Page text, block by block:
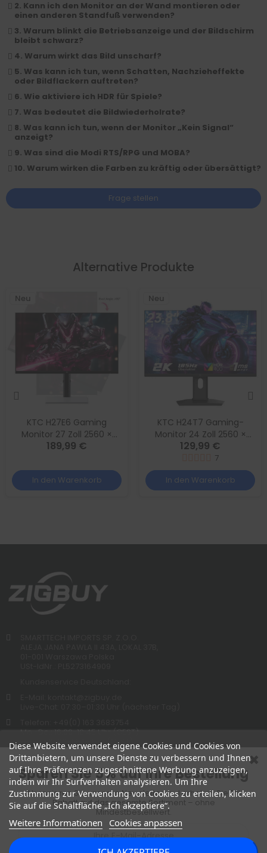
2. Kann ich den Monitor an der Wand montieren oder
einen anderen Standfuß verwenden?
3. Warum blinkt die Betriebsanzeige und der Bildschirm
bleibt schwarz?
4. Warum wirkt das Bild unscharf?
5. Was kann ich tun, wenn Schatten, Nachzieheffekte
oder Bildflackern auftreten?
6. Wie aktiviere ich HDR für Spiele?
7. Was bedeutet die Bildwiederholrate?
8. Was kann ich tun, wenn der Monitor „Kein Signal“
anzeigt?
9. Was sind die Modi RTS/RPG und MOBA?
10. Warum wirken die Farben zu kräftig oder übersättigt?
Frage stellen
Alternative Produkte
Neu
KTC H27E6 Gaming
Monitor 27 Zoll 2560 ×
1440 QHD Fast IPS, 320Hz,
189,99 €
In den Warenkorb
Neu
KTC H24T7 Gaming-
Monitor 24 Zoll 2560 ×
1440 QHD 180Hz Fast IPS
HDR400
129,99 €
7
In den Warenkorb
Diese Website verwendet eigene Cookies und Cookies von
Drittanbietern, um unsere Dienste zu verbessern und Ihnen
auf Ihre Präferenzen zugeschnittene Werbung anzuzeigen,
indem wir Ihr Surfverhalten analysieren. Um Ihre
Zustimmung zur Verwendung von Cookies zu erteilen, klicken
Sie auf die Schaltfläche „Ich akzeptiere“.
Weitere Informationen Cookies anpassen
Mo.-Do.: 16:00-19:45 Uhr (CEST)
Fr.-So.: 12:00-19:45 Uhr (CEST)
Sparen Sie 5% auf Ihre Bestellung
Abonnieren Sie unseren Newsletter und erhalten Sie 5%
Rabatt auf das gesamte Sortiment – ohne
Mindestbestellwert.